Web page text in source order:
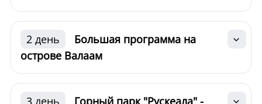
2 день
Большая программа на
острове Валаам